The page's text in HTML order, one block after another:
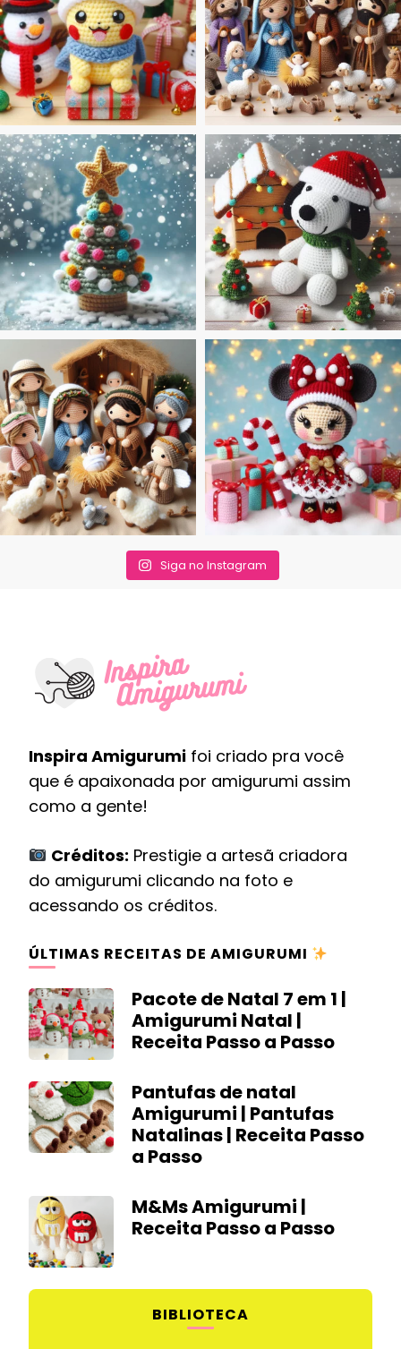
Siga no Instagram
Inspira Amigurumi foi criado pra você
que é apaixonada por amigurumi assim
como a gente!
Créditos: Prestigie a artesã criadora
do amigurumi clicando na foto e
acessando os créditos.
ÚLTIMAS RECEITAS DE AMIGURUMI
Pacote de Natal 7 em 1 |
Amigurumi Natal |
Receita Passo a Passo
Pantufas de natal
Amigurumi | Pantufas
Natalinas | Receita Passo
a Passo
M&Ms Amigurumi |
Receita Passo a Passo
BIBLIOTECA